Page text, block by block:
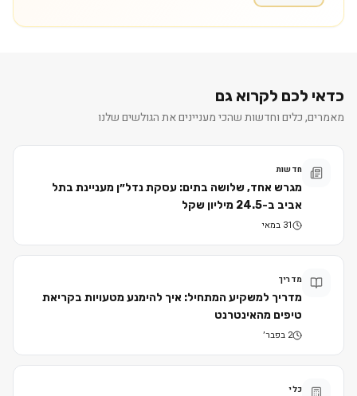
כדאי לכם לקרוא גם
מאמרים, כלים וחדשות שהכי מעניינים את הגולשים שלנו
חדשות
מגרש אחד, שלושה בתים: עסקת נדל״ן מעניינת בתל
אביב ב-24.5 מיליון שקל
31 במאי
מדריך
מדריך למשקיע המתחיל: איך להימנע מטעויות בקריאת
טיפים מהאינטרנט
2 בפבר׳
כלי